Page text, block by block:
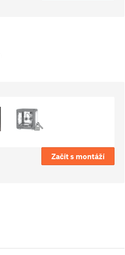
Začít s montáží